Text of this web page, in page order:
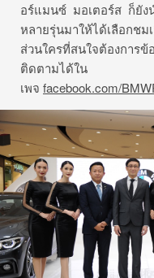
อร์แมนซ์ มอเตอร์ส ก็ยัง
หลายรุ่นมาให้ได้เลือกชม
ส่วนใครที่สนใจต้องการข้
ติดตามได้ใน
เพจ facebook.com/